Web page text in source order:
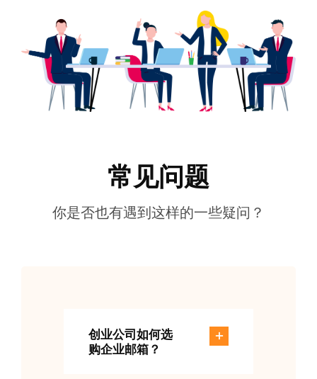
常见问题
你是否也有遇到这样的一些疑问？
创业公司如何选
购企业邮箱？